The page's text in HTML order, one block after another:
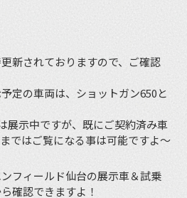
新されておりますので、ご確認
定の車両は、ショットガン650と
展示中ですが、既にご契約済み車
ではご覧になる事は可能ですよ〜
フィールド仙台の展示車＆試乗
確認できますよ！